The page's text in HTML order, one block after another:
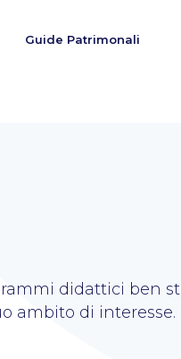
Guide Patrimonali
didattici ben
ambito di interesse.